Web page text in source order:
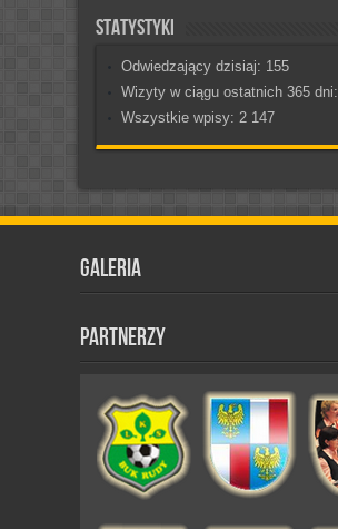
Statystyki
Odwiedzający dzisiaj: 155
Wizyty w ciągu ostatnich 365 dni:
Wszystkie wpisy: 2 147
Galeria
Partnerzy